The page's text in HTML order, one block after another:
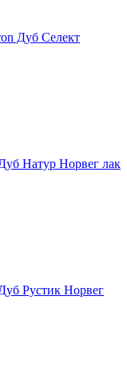
Дуб Селект
Натур Норвег лак
Рустик Норвег